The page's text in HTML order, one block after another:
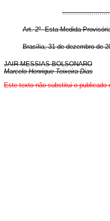
Art. 2º Esta Medida
Brasília, 31 de dezembro de
JAIR MESSIAS BOLSONARO
Marcelo Henrique Teixeira Dias
Este texto não substitui o publicado